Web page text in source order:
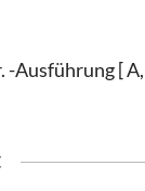
Ausführung [ A,